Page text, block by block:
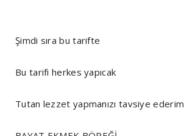
Şimdi sıra bu tarifte
Bu tarifi herkes yapıcak
Tutan lezzet yapmanızı tavsiye ederim